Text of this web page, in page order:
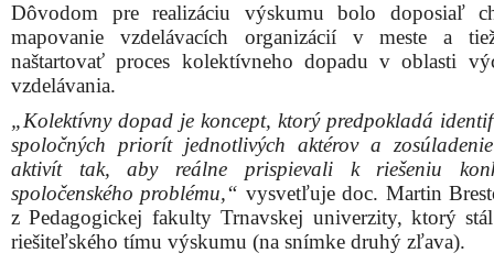
Dôvodom pre realizáciu výskumu bolo doposiaľ
mapovanie vzdelávacích organizácií v meste a
naštartovať proces kolektívneho dopadu v oblasti
vzdelávania.
„Kolektívny dopad je koncept, ktorý predpokladá
spoločných priorít jednotlivých aktérov a
aktivít tak, aby reálne prispievali k riešeniu
spoločenského problému,“ vysvetľuje doc. Martin
z Pedagogickej fakulty Trnavskej univerzity, ktorý
riešiteľského tímu výskumu (na snímke druhý zľava).